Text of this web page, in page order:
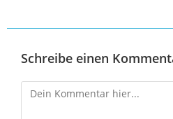
Schreibe einen